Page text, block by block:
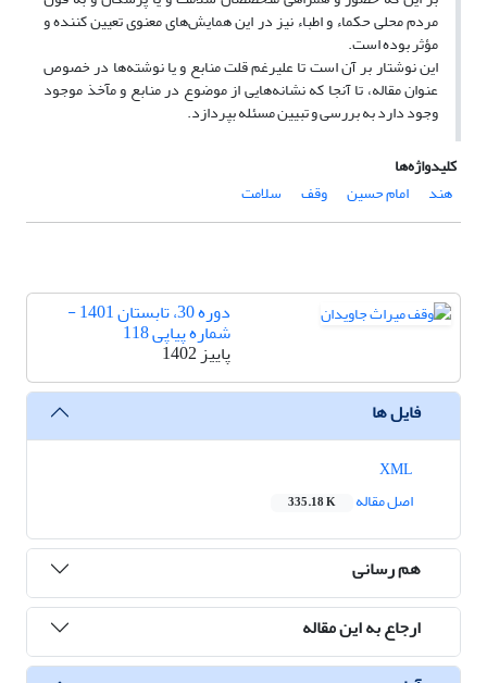
مردم محلی حکماء و اطباء نیز در این همایش‌های معنوی تعیین کننده و
مؤثر بوده است.
این نوشتار بر آن است تا علیرغم قلت منابع و یا نوشته‌ها در خصوص
عنوان مقاله، تا آنجا که نشانه‌هایی از موضوع در منابع و مآخذ موجود
وجود دارد به بررسی و تبیین مسئله بپردازد.
کلیدواژه‌ها
هند
امام حسین وقف ‌سلامت
دوره 30، تابستان 1401 -
شماره پیاپی 118
پاییز 1402
فایل ها
اصل مقاله
335.18 K
هم رسانی
ارجاع به این مقاله